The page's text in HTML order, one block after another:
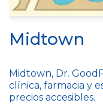
Midtown
Midtown, Dr.
clínica, farmacia y
precios accesibles.